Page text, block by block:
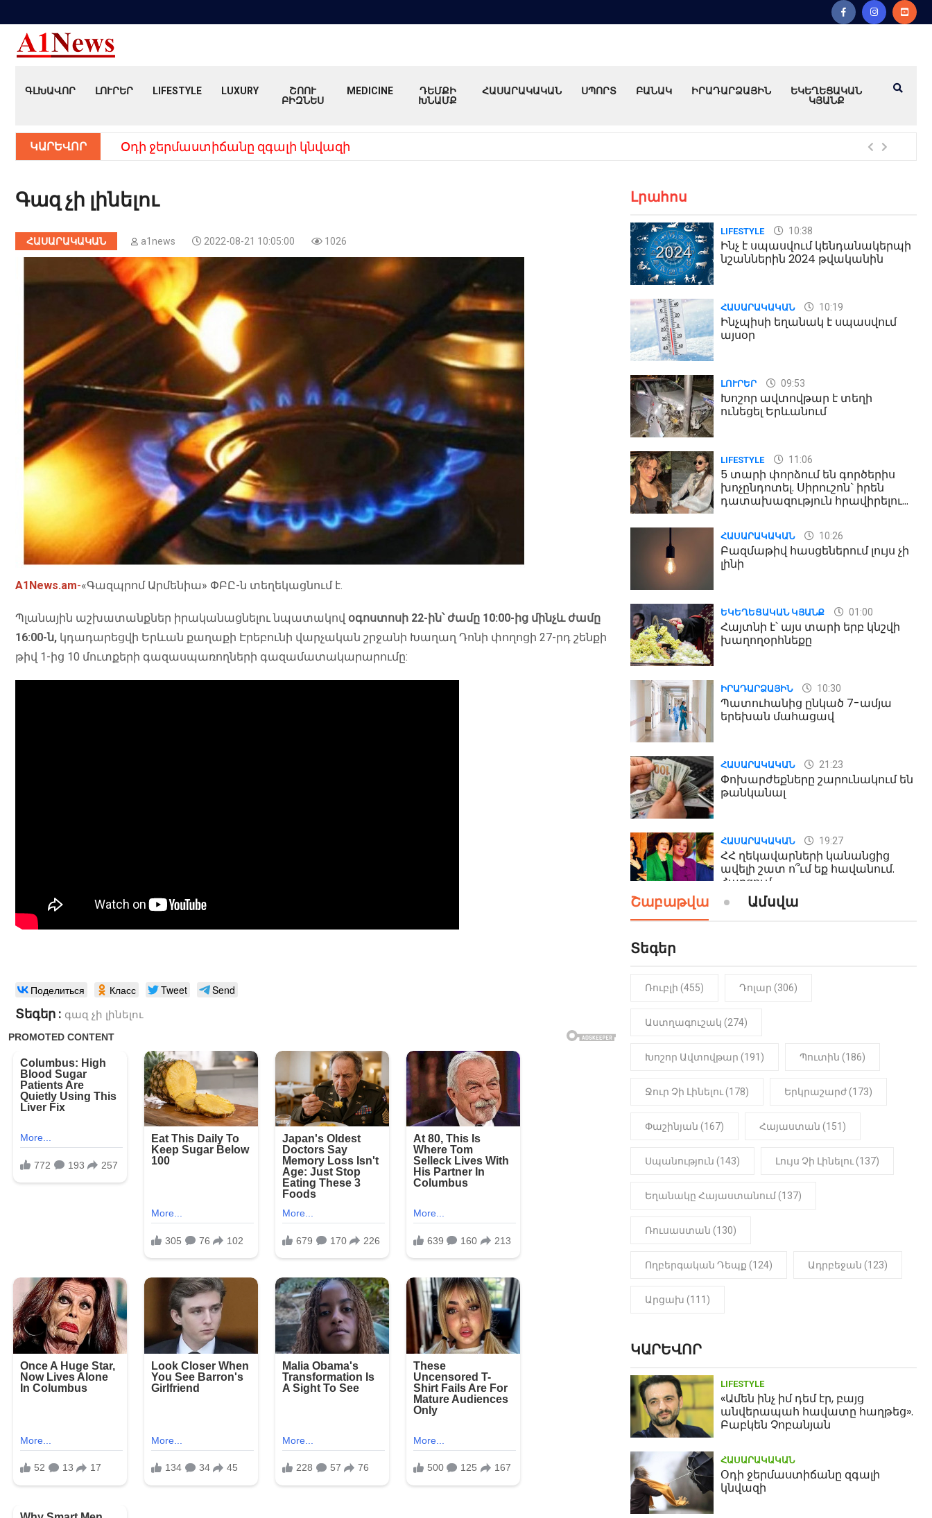
ԳԼԽԱՎՈՐ ԼՈՒՐԵՐ LIFESTYLE LUXURY
ՇՈՈՒ
ԲԻԶՆԵՍ
MEDICINE
ԴԵՄՔԻ
ԽՆԱՄՔ
ՀԱՍԱՐԱԿԱԿԱՆ ՍՊՈՐՏ ԲԱՆԱԿ ԻՐԱԴԱՐՁԱՅԻՆ
ԵԿԵՂԵՑԱԿԱՆ
ԿՅԱՆՔ
ԿԱՐԵՎՈՐ Օդի ջերմաստիճանը զգալի կնվազի
Գազ չի լինելու
ՀԱՍԱՐԱԿԱԿԱՆ a1news 2022-08-21 10:05:00 1026
A1News.am-«Գազպրոմ Արմենիա» ՓԲԸ-ն տեղեկացնում է.
Պլանային աշխատանքներ իրականացնելու նպատակով օգոստոսի 22-ին՝ ժամը 10:00-ից մինչև ժամը
16:00-ն, կդադարեցվի Երևան քաղաքի Էրեբունի վարչական շրջանի Խաղաղ Դոնի փողոցի 27-րդ շենքի
թիվ 1-ից 10 մուտքերի գազասպառողների գազամատակարարումը:
Поделиться Класс Tweet Send
Տեգեր : գազ չի լինելու
Լրահոս
LIFESTYLE 10:38
Ինչ է սպասվում կենդանակերպի
նշաններին 2024 թվականին
ՀԱՍԱՐԱԿԱԿԱՆ 10:19
Ինչպիսի եղանակ է սպասվում
այսօր
ԼՈՒՐԵՐ 09:53
Խոշոր ավտովթար է տեղի
ունեցել Երևանում
LIFESTYLE 11:06
5 տարի փորձում են գործերիս
խոչընդոտել. Սիրուշոն` իրեն
դատախազություն հրավիրելու
ՀԱՍԱՐԱԿԱԿԱՆ 10:26
Բազմաթիվ հասցեներում լույս չի
լինի
ԵԿԵՂԵՑԱԿԱՆ ԿՅԱՆՔ 01:00
Հայտնի է՝ այս տարի երբ կնշվի
խաղողօրհնեքը
ԻՐԱԴԱՐՁԱՅԻՆ 10:30
Պատուհանից ընկած 7-ամյա
երեխան մահացավ
ՀԱՍԱՐԱԿԱԿԱՆ 21:23
Փոխարժեքները շարունակում են
թանկանալ
ՀԱՍԱՐԱԿԱԿԱՆ 19:27
ՀՀ ղեկավարների կանանցից
ավելի շատ ո՞ւմ եք հավանում.
Հարցում
ԼՈՒՐԵՐ 19:15
կսահմանվի․ Հայտնի է՝ ովքեր են
Ինչու է Վիվիեն Բաստաջյանը
նկարահանումների ընթացքում
մանրամասներ (Տեսանյութ)
Շաբաթվա Ամսվա
Տեգեր
Ռուբլի (455) Դոլար (306)
Աստղագուշակ (274)
Խոշոր Ավտովթար (191) Պուտին (186)
Ջուր Չի Լինելու (178) Երկրաշարժ (173)
Փաշինյան (167) Հայաստան (151)
Սպանություն (143) Լույս Չի Լինելու (137)
Եղանակը Հայաստանում (137)
Ռուսաստան (130)
Ողբերգական Դեպք (124) Ադրբեջան (123)
Արցախ (111)
ԿԱՐԵՎՈՐ
LIFESTYLE
«Ամեն ինչ իմ դեմ էր, բայց
անվերապահ հավատը հաղթեց».
Բաբկեն Չոբանյան
ՀԱՍԱՐԱԿԱԿԱՆ
Օդի ջերմաստիճանը զգալի
կնվազի